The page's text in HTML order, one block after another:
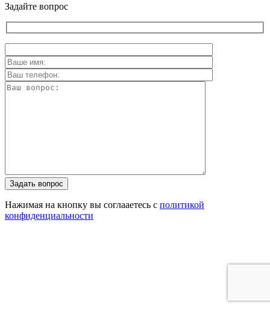
Задайте вопрос
Задать вопрос
Нажимая на кнопку вы соглааетесь с политикой
конфиденциальности